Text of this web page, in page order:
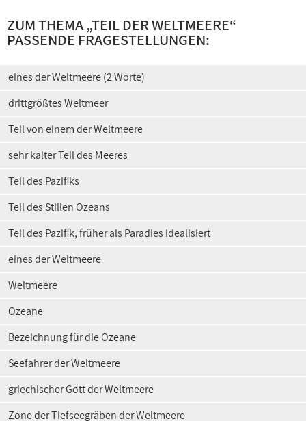
ZUM THEMA „TEIL DER WELTMEERE“
PASSENDE FRAGESTELLUNGEN:
eines der Weltmeere (2 Worte)
drittgrößtes Weltmeer
Teil von einem der Weltmeere
sehr kalter Teil des Meeres
Teil des Pazifiks
Teil des Stillen Ozeans
Teil des Pazifik, früher als Paradies idealisiert
eines der Weltmeere
Weltmeere
Ozeane
Bezeichnung für die Ozeane
Seefahrer der Weltmeere
griechischer Gott der Weltmeere
Zone der Tiefseegräben der Weltmeere